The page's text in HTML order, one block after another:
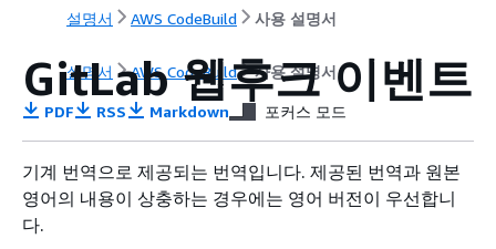
설명서 AWS CodeBuild 사용 설명서
설명서 AWS CodeBuild 사용 설명서
GitLab 웹후크 이벤트
PDF RSS Markdown 포커스 모드
기계 번역으로 제공되는 번역입니다. 제공된 번역과 원본
영어의 내용이 상충하는 경우에는 영어 버전이 우선합니
다.